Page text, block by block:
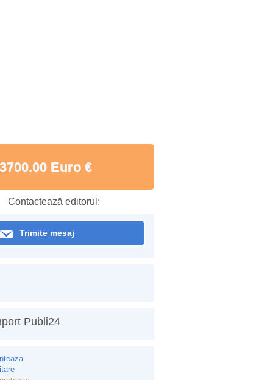
3700.00 Euro €
Contactează editorul:
Trimite mesaj
Publi24